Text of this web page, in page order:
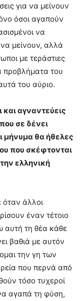
για να μείνουν
όσοι αγαπούν
να
μείνουν, αλλά
με τεράστιες
προβλήματα του
του αύριο.
αγναντεύεις
σε δένει
μήνυμα θα ήθελες
που σκέφτονται
ελληνική
όταν άλλοι
έναν τέτοιο
αυτή τη θέα κάθε
βαθιά με αυτόν
την γη των
που περνά από
τόσο τυχεροί
αγαπά τη φύση,